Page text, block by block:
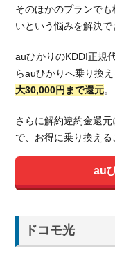
そのほかのプランで
いという悩みを解決で
auひかりのKDDI正規
らauひかりへ乗り換
大30,000円まで還元。
さらに解約違約金還
で、お得に乗り換える
au
ドコモ光